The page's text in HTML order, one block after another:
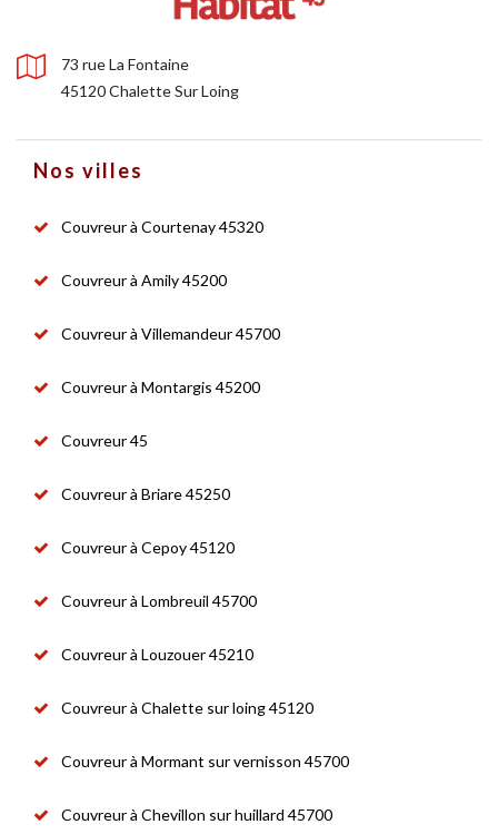
73 rue La Fontaine
45120 Chalette Sur Loing
Nos villes
Couvreur à Courtenay 45320
Couvreur à Amily 45200
Couvreur à Villemandeur 45700
Couvreur à Montargis 45200
Couvreur 45
Couvreur à Briare 45250
Couvreur à Cepoy 45120
Couvreur à Lombreuil 45700
Couvreur à Louzouer 45210
Couvreur à Chalette sur loing 45120
Couvreur à Mormant sur vernisson 45700
Couvreur à Chevillon sur huillard 45700